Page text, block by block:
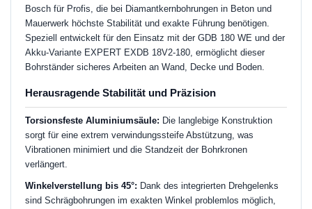
Bosch für Profis, die bei Diamantkernbohrungen in Beton und
Mauerwerk höchste Stabilität und exakte Führung benötigen.
Speziell entwickelt für den Einsatz mit der GDB 180 WE und der
Akku-Variante EXPERT EXDB 18V2-180, ermöglicht dieser
Bohrständer sicheres Arbeiten an Wand, Decke und Boden.
Herausragende Stabilität und Präzision
Torsionsfeste Aluminiumsäule: Die langlebige Konstruktion
sorgt für eine extrem verwindungssteife Abstützung, was
Vibrationen minimiert und die Standzeit der Bohrkronen
verlängert.
Winkelverstellung bis 45°: Dank des integrierten Drehgelenks
sind Schrägbohrungen im exakten Winkel problemlos möglich,